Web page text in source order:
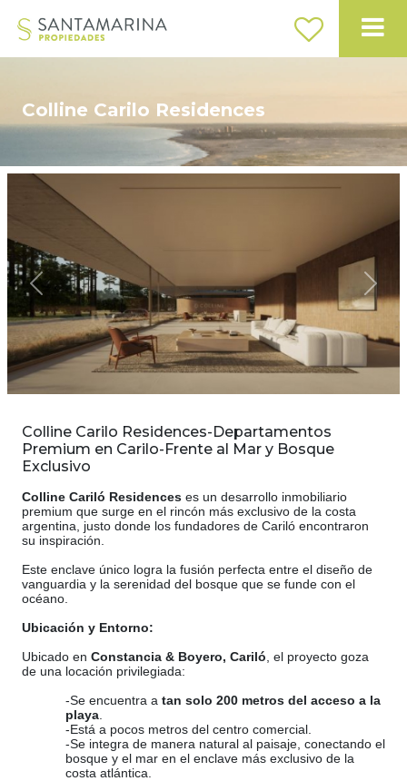
Colline Carilo Residences
Previous Next
Colline Carilo Residences-Departamentos
Premium en Carilo-Frente al Mar y Bosque
Exclusivo
Colline Cariló Residences es un desarrollo inmobiliario
premium que surge en el rincón más exclusivo de la costa
argentina, justo donde los fundadores de Cariló encontraron
su inspiración.
Este enclave único logra la fusión perfecta entre el diseño de
vanguardia y la serenidad del bosque que se funde con el
océano.
Ubicación y Entorno:
Ubicado en Constancia & Boyero, Cariló , el proyecto goza
de una locación privilegiada:
-Se encuentra a tan solo 200 metros del acceso a la
playa
-Está a pocos metros del centro comercial.
-Se integra de manera natural al paisaje, conectando el
bosque y el mar en el enclave más exclusivo de la
costa atlántica.